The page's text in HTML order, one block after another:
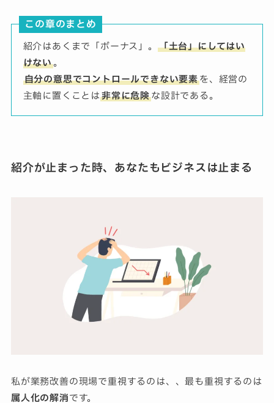
この章のまとめ
紹介はあくまで「ボーナス」。
「土台」にしてはい
けない。
自分の意思でコントロールできない要素を、経営の
主軸に置くことは非常に危険な設計である。
紹介が止まった時、あなたもビジネスは止まる
私が業務改善の現場で重視するのは、、最も重視するのは
属人化の解消 です。